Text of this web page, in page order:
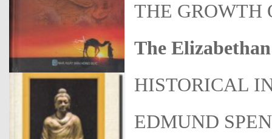
THE GROWTH
The
HISTORICAL
EDMUND